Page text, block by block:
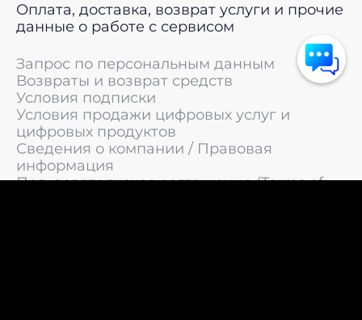
Оплата, доставка, возврат услуги и прочие
данные о работе с сервисом
Запрос по персональным данным
Возвраты и возврат средств
Условия подписки
Условия продажи цифровых услуг и
цифровых продуктов
Сведения о компании / Правовая
информация
Пользовательское соглашение (Terms of